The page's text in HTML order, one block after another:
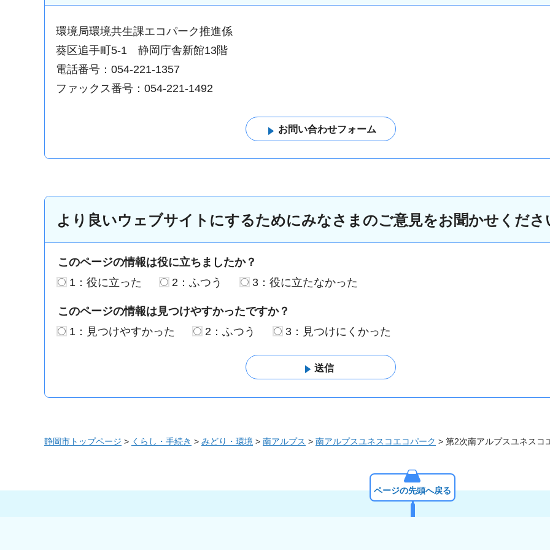
環境局環境共生課エコパーク推進係
葵区追手町5-1 静岡庁舎新館13階
電話番号：054-221-1357
ファックス番号：054-221-1492
より良いウェブサイトにするためにみなさまのご意見をお聞かせくださ
このページの情報は役に立ちましたか？
1：役に立った
2：ふつう 3：役に立たなかった
このページの情報は見つけやすかったですか？
1：見つけやすかった
2：ふつう 3：見つけにくかった
静岡市トップページ > くらし・手続き > みどり・環境 > 南アルプス > 南アルプスユネスコエコパーク > 第2次南アルプスユネスコ
ページの先頭へ戻る